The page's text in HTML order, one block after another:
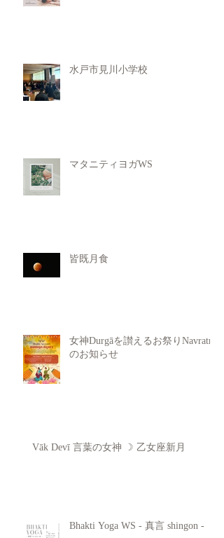
水戸市見川小学校
マタニティヨガWS
皆既月食
女神Durgāを讃えるお祭りNavratri
のお知らせ
Vāk Devī 言葉の女神 ☽ 乙女座新月
Bhakti Yoga WS - 真言 shingon -